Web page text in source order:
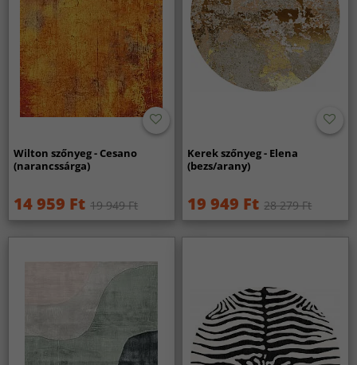
Wilton szőnyeg - Cesano
(narancssárga)
14 959 Ft 19 949 Ft
Kerek szőnyeg - Elena
(bezs/arany)
19 949 Ft 28 279 Ft